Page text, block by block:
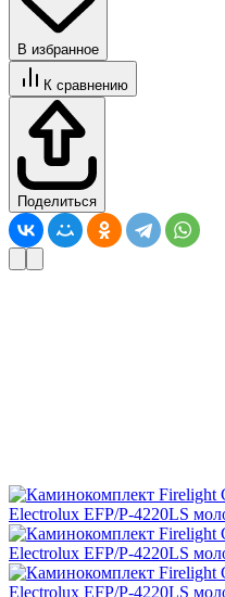
В избранное
К сравнению
Поделиться